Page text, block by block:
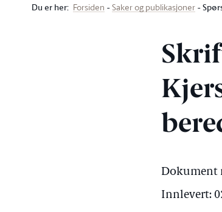
Du er her: Forsiden Saker og publikasjoner
Dokument
Innlevert: